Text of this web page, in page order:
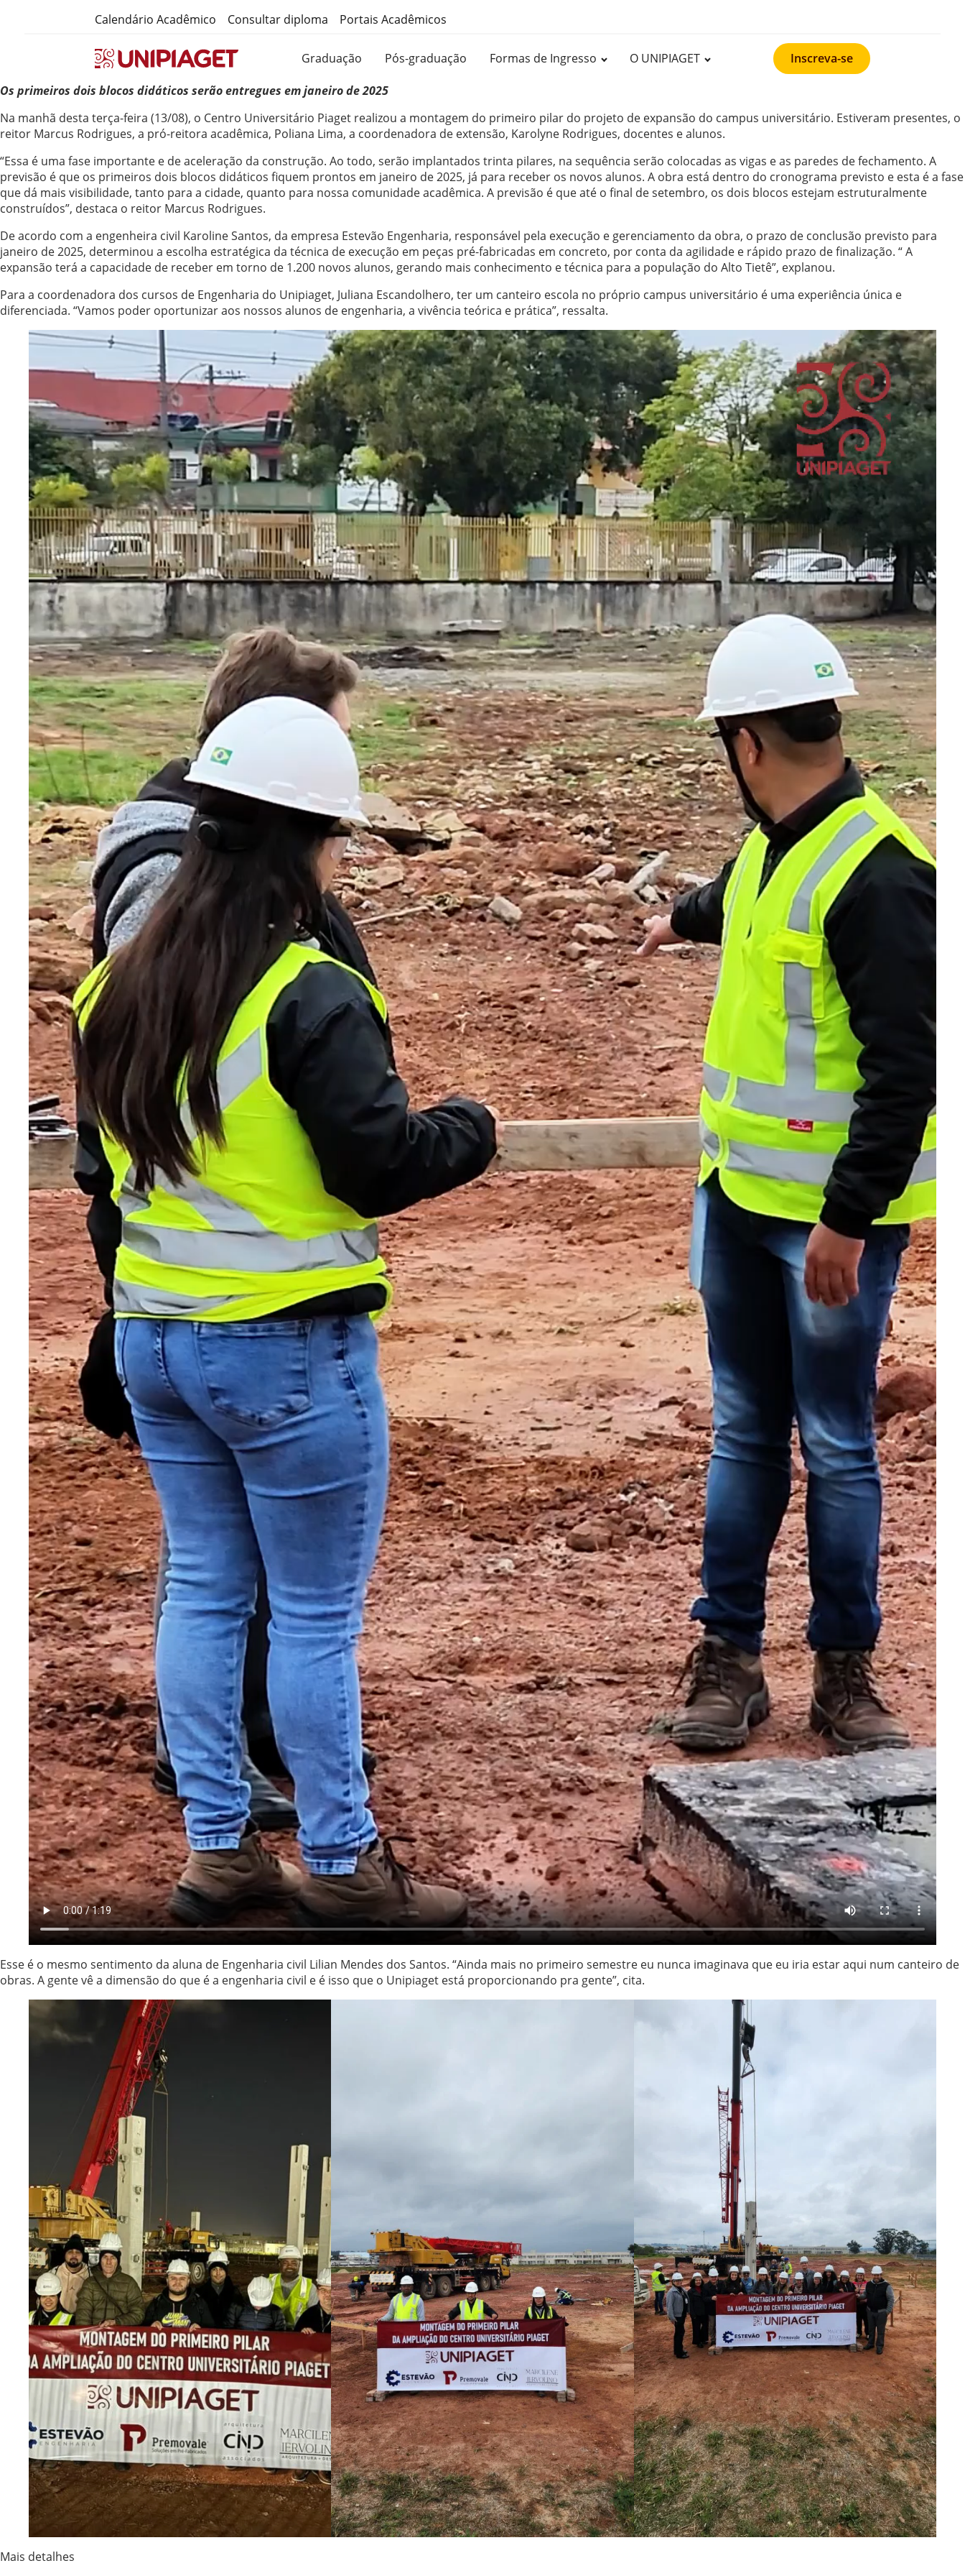
Calendário Acadêmico Consultar diploma Portais Acadêmicos
Graduação Pós-graduação Formas de Ingresso O UNIPIAGET Inscreva-se
Os primeiros dois blocos didáticos serão entregues em janeiro de 2025
Na manhã desta terça-feira (13/08), o Centro Universitário Piaget realizou a montagem do primeiro pilar do projeto de expansão do campus universitário. Estiveram presentes, o
reitor Marcus Rodrigues, a pró-reitora acadêmica, Poliana Lima, a coordenadora de extensão, Karolyne Rodrigues, docentes e alunos.
“Essa é uma fase importante e de aceleração da construção. Ao todo, serão implantados trinta pilares, na sequência serão colocadas as vigas e as paredes de fechamento. A
previsão é que os primeiros dois blocos didáticos fiquem prontos em janeiro de 2025, já para receber os novos alunos. A obra está dentro do cronograma previsto e esta é a fase
que dá mais visibilidade, tanto para a cidade, quanto para nossa comunidade acadêmica. A previsão é que até o final de setembro, os dois blocos estejam estruturalmente
construídos”, destaca o reitor Marcus Rodrigues.
De acordo com a engenheira civil Karoline Santos, da empresa Estevão Engenharia, responsável pela execução e gerenciamento da obra, o prazo de conclusão previsto para
janeiro de 2025, determinou a escolha estratégica da técnica de execução em peças pré-fabricadas em concreto, por conta da agilidade e rápido prazo de finalização. “ A
expansão terá a capacidade de receber em torno de 1.200 novos alunos, gerando mais conhecimento e técnica para a população do Alto Tietê”, explanou.
Para a coordenadora dos cursos de Engenharia do Unipiaget, Juliana Escandolhero, ter um canteiro escola no próprio campus universitário é uma experiência única e
diferenciada. “Vamos poder oportunizar aos nossos alunos de engenharia, a vivência teórica e prática”, ressalta.
Esse é o mesmo sentimento da aluna de Engenharia civil Lilian Mendes dos Santos. “Ainda mais no primeiro semestre eu nunca imaginava que eu iria estar aqui num canteiro de
obras. A gente vê a dimensão do que é a engenharia civil e é isso que o Unipiaget está proporcionando pra gente”, cita.
Mais detalhes